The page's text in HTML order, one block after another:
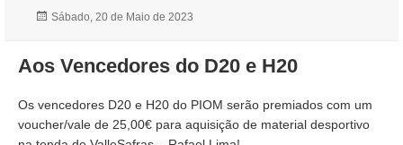
Publicado
Sábado, 20 de Maio de 2023
Aos Vencedores do D20 e H20
Os vencedores D20 e H20 do PIOM serão premiados com um
voucher/vale de 25,00€ para aquisição de material desportivo